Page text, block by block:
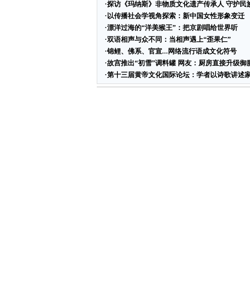
·探访《玛纳斯》非物质文化遗产传承人 守护民
·以传播社会学视角探索：新中国女性形象变迁
·漂洋过海的“洋美猴王”：把京剧唱给世界听
·双语相声与众不同：当相声遇上“歪果仁”
·锦鲤、佛系、官宣...网络流行语成文化符号
·故宫推出“初雪”调料罐 网友：厨房直接升级御
·第十三届黄帝文化国际论坛：学者以诗歌讲述